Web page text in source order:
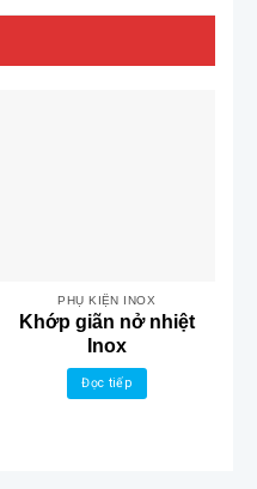
PHỤ KIỆN INOX
Khớp giãn nở nhiệt
Inox
Đọc tiếp